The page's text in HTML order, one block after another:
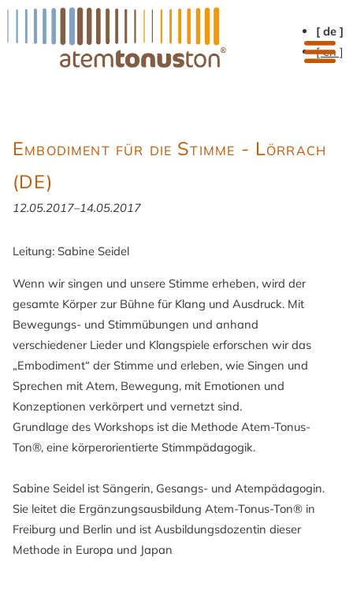
[ de ]
[ en ]
Embodiment für die Stimme - Lörrach
(DE)
12.05.2017–14.05.2017
Leitung: Sabine Seidel
Wenn wir singen und unsere Stimme erheben, wird der
gesamte Körper zur Bühne für Klang und Ausdruck. Mit
Bewegungs- und Stimmübungen und anhand
verschiedener Lieder und Klangspiele erforschen wir das
„Embodiment“ der Stimme und erleben, wie Singen und
Sprechen mit Atem, Bewegung, mit Emotionen und
Konzeptionen verkörpert und vernetzt sind.
Grundlage des Workshops ist die Methode Atem-Tonus-
Ton®, eine körperorientierte Stimmpädagogik.
Sabine Seidel ist Sängerin, Gesangs- und Atempädagogin.
Sie leitet die Ergänzungsausbildung Atem-Tonus-Ton® in
Freiburg und Berlin und ist Ausbildungsdozentin dieser
Methode in Europa und Japan